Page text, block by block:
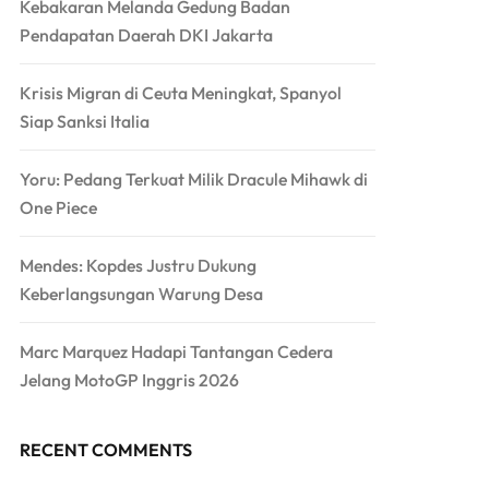
Kebakaran Melanda Gedung Badan
Pendapatan Daerah DKI Jakarta
Krisis Migran di Ceuta Meningkat, Spanyol
Siap Sanksi Italia
Yoru: Pedang Terkuat Milik Dracule Mihawk di
One Piece
Mendes: Kopdes Justru Dukung
Keberlangsungan Warung Desa
Marc Marquez Hadapi Tantangan Cedera
Jelang MotoGP Inggris 2026
RECENT COMMENTS